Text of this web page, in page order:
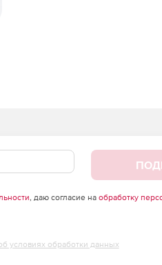
, даю согласие на обработку
условиях обработки данных